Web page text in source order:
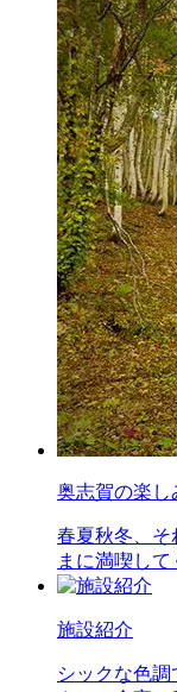
奥志賀の楽し
春夏秋冬、そ
まに満喫して
施設紹介
シックな色